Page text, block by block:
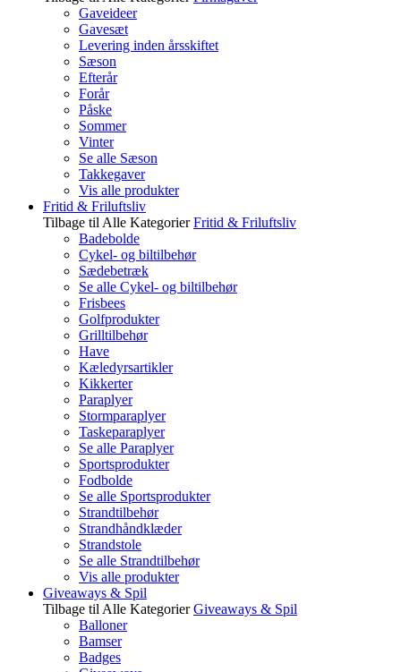
Gaveideer
Gavesæt
Levering inden årsskiftet
Sæson
Efterår
Forår
Påske
Sommer
Vinter
Se alle Sæson
Takkegaver
Vis alle produkter
Fritid & Friluftsliv
Tilbage til Alle Kategorier Fritid & Friluftsliv
Badebolde
Cykel- og biltilbehør
Sædebetræk
Se alle Cykel- og biltilbehør
Frisbees
Golfprodukter
Grilltilbehør
Have
Kæledyrsartikler
Kikkerter
Paraplyer
Stormparaplyer
Taskeparaplyer
Se alle Paraplyer
Sportsprodukter
Fodbolde
Se alle Sportsprodukter
Strandtilbehør
Strandhåndklæder
Strandstole
Se alle Strandtilbehør
Vis alle produkter
Giveaways & Spil
Tilbage til Alle Kategorier Giveaways & Spil
Balloner
Bamser
Badges